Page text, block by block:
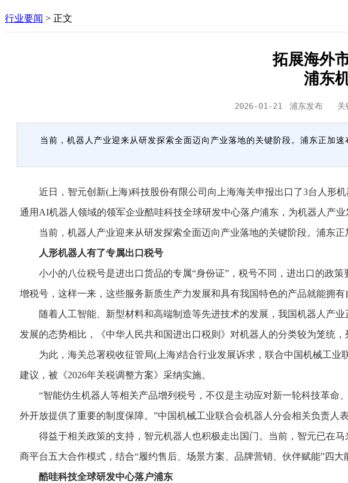
行业要闻 > 正文
拓展海外
浦东
2026-01-21 浦东发布
当前，机器人产业迎来从研发探索全面迈向产业落地的关键阶段。浦东正加
近日，智元创新(上海)科技股份有限公司向上海海关申报出口了3台人形机
通用AI机器人领域的领军企业酷哇科技全球研发中心落户浦东，为机器人产业
当前，机器人产业迎来从研发探索全面迈向产业落地的关键阶段。浦东正
人形机器人有了专属出口税号
小小的八位税号是进出口货品的专属“身份证”，税号不同，进出口的政策
增税号，这样一来，这些服务新质生产力发展和具有我国特色的产品就能拥
随着人工智能、新型材料和高端制造等先进技术的发展，我国机器人产业
发展的态势相比，《中华人民共和国进出口税则》对机器人的分类较为笼统
为此，海关总署税收征管局(上海)结合行业发展诉求，联合中国机械工业
建议，被《2026年关税调整方案》采纳实施。
“智能仿生机器人等相关产品增列税号，不仅是主动应对新一轮科技革命
外开放提供了重要的制度保障。”中国机械工业联合会机器人分会相关负责人表
得益于相关政策的支持，智元机器人也积极走出国门。当前，智元已在马
商平台五大合作模式，结合“履约售后、场景方案、品牌营销、伙伴赋能”四大
酷哇科技全球研发中心落户浦东